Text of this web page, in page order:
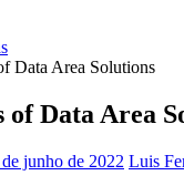
Data Area Solutions
of Data Area
junho de 2022 Luis